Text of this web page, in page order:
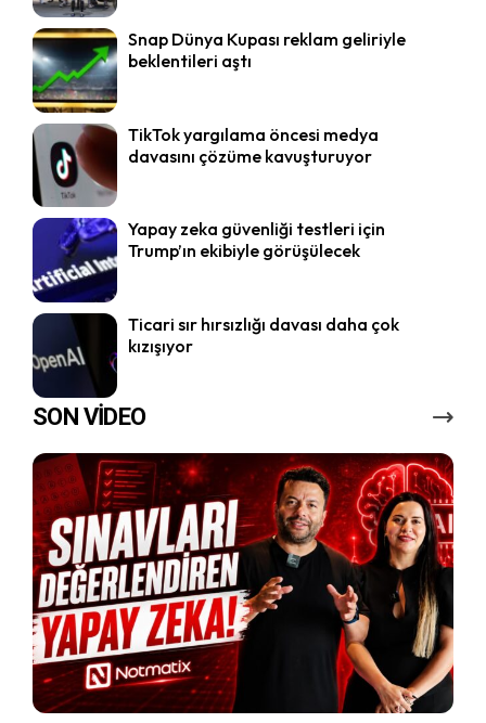
Snap Dünya Kupası reklam geliriyle
beklentileri aştı
TikTok yargılama öncesi medya
davasını çözüme kavuşturuyor
Yapay zeka güvenliği testleri için
Trump’ın ekibiyle görüşülecek
Ticari sır hırsızlığı davası daha çok
kızışıyor
SON VİDEO